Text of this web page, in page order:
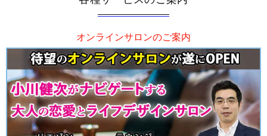
オンラインサロンのご案内